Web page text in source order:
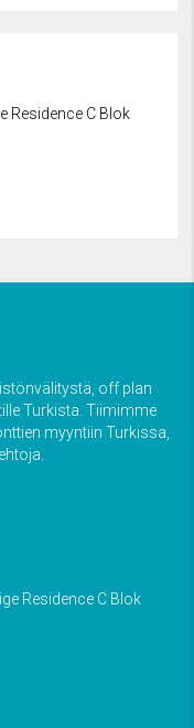
Residence C Blok
off plan
Turkista. Tiimimme
myyntiin Turkissa,
Residence C Blok